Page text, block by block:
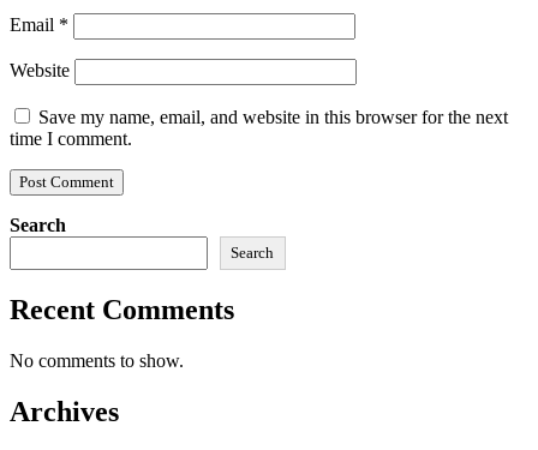
Email *
Website
Save my name, email, and website in this browser for the next
time I comment.
Search
Search
Recent Comments
No comments to show.
Archives